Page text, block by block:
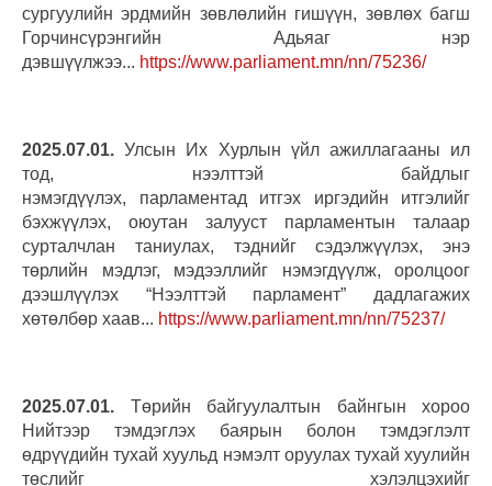
сургуулийн эрдмийн зөвлөлийн гишүүн, зөвлөх багш
Горчинсүрэнгийн Адьяаг нэр
дэвшүүлжээ... https://www.parliament.mn/nn/75236/
2025.07.01. Улсын Их Хурлын үйл ажиллагааны ил
тод, нээлттэй байдлыг
нэмэгдүүлэх, парламентад итгэх иргэдийн итгэлийг
бэхжүүлэх, оюутан залууст парламентын талаар
сурталчлан таниулах, тэднийг сэдэлжүүлэх, энэ
төрлийн мэдлэг, мэдээллийг нэмэгдүүлж, оролцоог
дээшлүүлэх “Нээлттэй парламент” дадлагажих
хөтөлбөр хаав... https://www.parliament.mn/nn/75237/
2025.07.01. Төрийн байгуулалтын байнгын хороо
Нийтээр тэмдэглэх баярын болон тэмдэглэлт
өдрүүдийн тухай хуульд нэмэлт оруулах тухай хуулийн
төслийг хэлэлцэхийг